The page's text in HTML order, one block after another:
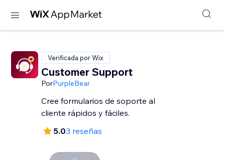
Verificada por Wix
Customer Support
PorPurpleBear
Cree formularios de soporte al
cliente rápidos y fáciles.
5.03 reseñas